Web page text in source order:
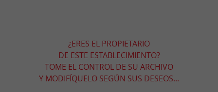
¿ERES EL PROPIETARIO
DE ESTE ESTABLECIMIENTO?
TOME EL CONTROL DE SU ARCHIVO
Y MODIFÍQUELO SEGÚN SUS DESEOS...